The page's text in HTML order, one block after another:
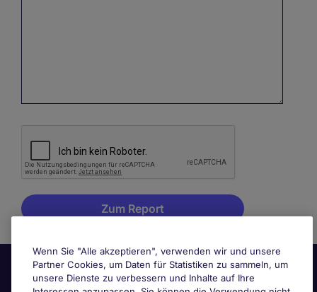
Wenn Sie "Alle akzeptieren", verwenden wir und unsere
Partner Cookies, um Daten für Statistiken zu sammeln, um
unsere Dienste zu verbessern und Inhalte auf Ihre